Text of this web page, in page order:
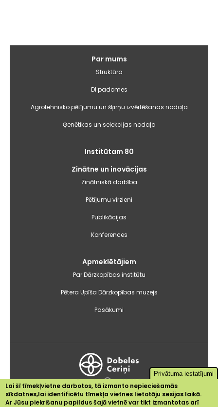
Par mums
Struktūra
DI padomes
Agrotehnisko pētījumu un šķirņu izvērtēšanas nodaļa
Ģenētikas un selekcijas nodaļa
Institūtam 80
Zinātne un inovācijas
Zinātniskā darbība
Pētījumu virzieni
Publikācijas
Konferences
Apmeklētājiem
Par Dārzkopības institūtu
Pētera Upīša Dārzkopības muzejs
Pasākumi
Dobele
+16.7°C
2024 © Dārzkopības institūts
Privātuma iestatījumi
Lai šī tīmekļvietne darbotos, tā izmanto nepieciešamās
sīkdatnes,lai identificētu tīmekļa vietnes lietotāju sesijas laikā.
Ar Jūsu piekrišanu papildus šajā vietnē var tikt izmantotas arī